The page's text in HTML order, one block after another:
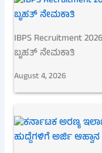
IBPS Recruitment
ಬೃಹತ್ ನೇಮಕಾತಿ
August 4, 2026